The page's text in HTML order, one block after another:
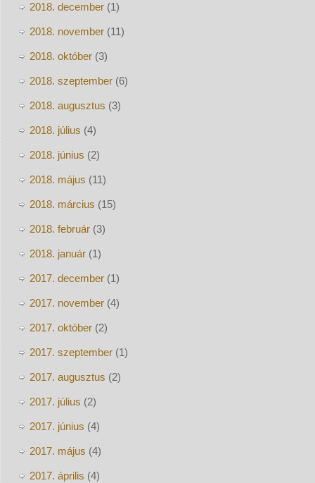
2018. december(1)
2018. november(11)
2018. október(3)
2018. szeptember(6)
2018. augusztus (3)
2018. július (4)
2018. június (2)
2018. május (11)
2018. március (15)
2018. február(3)
2018. január(1)
2017. december(1)
2017. november(4)
2017. október(2)
2017. szeptember(1)
2017. augusztus (2)
2017. július (2)
2017. június (4)
2017. május (4)
2017. április (4)